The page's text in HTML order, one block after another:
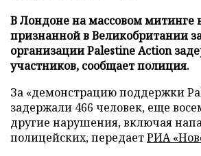
В Лондоне на массовом митинге
признанной в Великобритании
организации Palestine Action
участников, сообщает полиция.
За «демонстрацию поддержки
задержали 466 человек, еще
другие нарушения, включая
полицейских, передаетРИА